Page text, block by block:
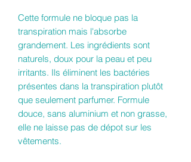
Cette formule ne bloque pas la
transpiration mais l'absorbe
grandement. Les ingrédients sont
naturels, doux pour la peau et peu
irritants. Ils éliminent les bactéries
présentes dans la transpiration plutôt
que seulement parfumer. Formule
douce, sans aluminium et non grasse,
elle ne laisse pas de dépot sur les
vêtements.